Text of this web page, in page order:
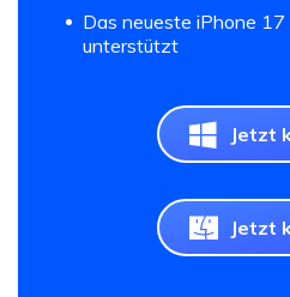
Das neueste iPhone
unterstützt
Jetzt
Jetzt